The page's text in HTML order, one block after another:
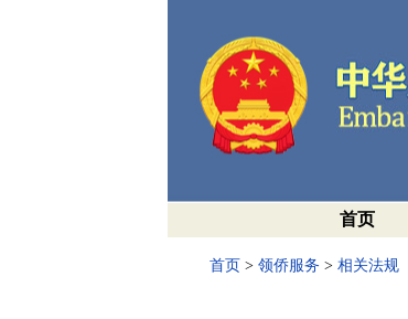
首页
首页 > 领侨服务 > 相关法规